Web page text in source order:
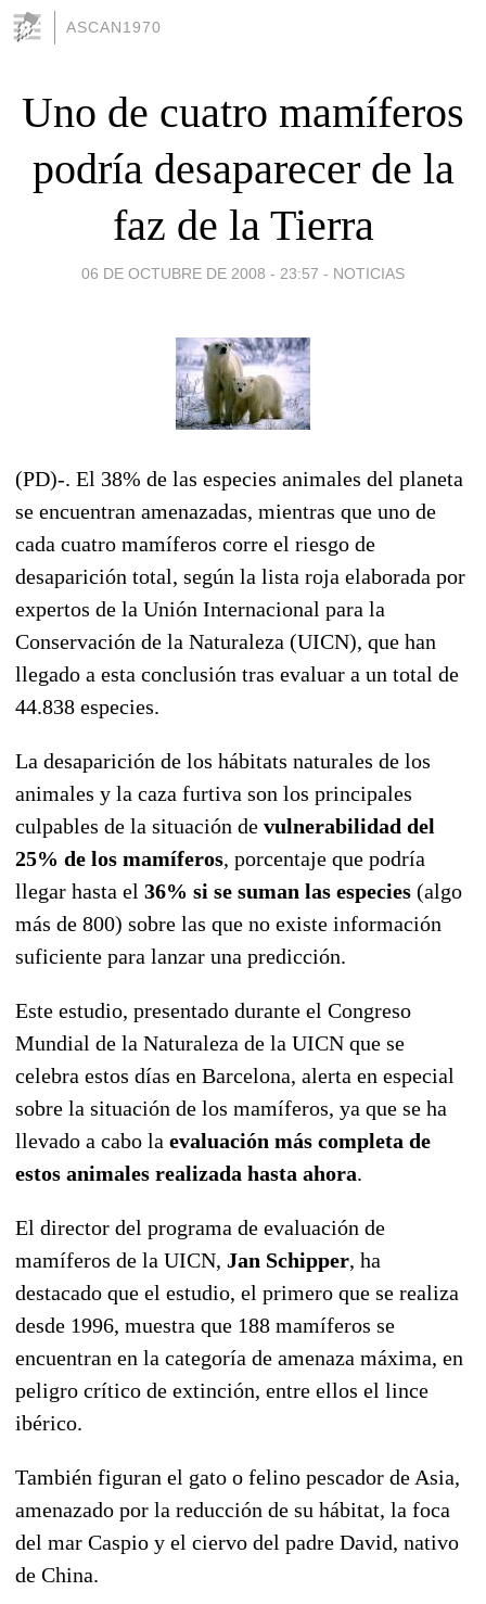
ASCAN1970
Uno de cuatro mamíferos
podría desaparecer de la
faz de la Tierra
06 DE OCTUBRE DE 2008 - 23:57 - NOTICIAS
(PD)-. El 38% de las especies animales del planeta
se encuentran amenazadas, mientras que uno de
cada cuatro mamíferos corre el riesgo de
desaparición total, según la lista roja elaborada por
expertos de la Unión Internacional para la
Conservación de la Naturaleza (UICN), que han
llegado a esta conclusión tras evaluar a un total de
44.838 especies.
La desaparición de los hábitats naturales de los
animales y la caza furtiva son los principales
culpables de la situación de vulnerabilidad del
25% de los mamíferos, porcentaje que podría
llegar hasta el 36% si se suman las especies (algo
más de 800) sobre las que no existe información
suficiente para lanzar una predicción.
Este estudio, presentado durante el Congreso
Mundial de la Naturaleza de la UICN que se
celebra estos días en Barcelona, alerta en especial
sobre la situación de los mamíferos, ya que se ha
llevado a cabo la evaluación más completa de
estos animales realizada hasta ahora.
El director del programa de evaluación de
mamíferos de la UICN, Jan Schipper, ha
destacado que el estudio, el primero que se realiza
desde 1996, muestra que 188 mamíferos se
encuentran en la categoría de amenaza máxima, en
peligro crítico de extinción, entre ellos el lince
ibérico.
También figuran el gato o felino pescador de Asia,
amenazado por la reducción de su hábitat, la foca
del mar Caspio y el ciervo del padre David, nativo
de China.